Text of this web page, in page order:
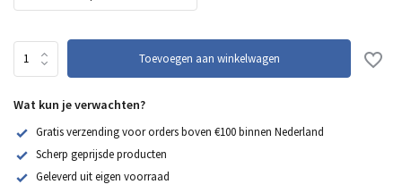
Toevoegen aan winkelwagen
Wat kun je verwachten?
Gratis verzending voor orders boven €100 binnen Nederland
Scherp geprijsde producten
Geleverd uit eigen voorraad